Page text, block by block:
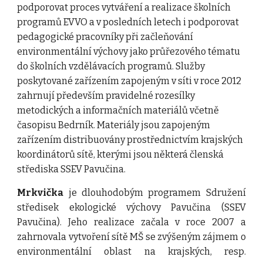
podporovat proces vytváření a realizace školních
programů EVVO a v posledních letech i podporovat
pedagogické pracovníky při začleňování
environmentální výchovy jako průřezového tématu
do školních vzdělávacích programů. Služby
poskytované zařízením zapojeným v síti v roce 2012
zahrnují především pravidelné rozesílky
metodických a informačních materiálů včetně
časopisu Bedrník. Materiály jsou zapojeným
zařízením distribuovány prostřednictvím krajských
koordinátorů sítě, kterými jsou některá členská
střediska SSEV Pavučina.
Mrkvička je dlouhodobým programem Sdružení
středisek ekologické výchovy Pavučina (SSEV
Pavučina). Jeho realizace začala v roce 2007 a
zahrnovala vytvoření sítě MŠ se zvýšeným zájmem o
environmentální oblast na krajských, resp.